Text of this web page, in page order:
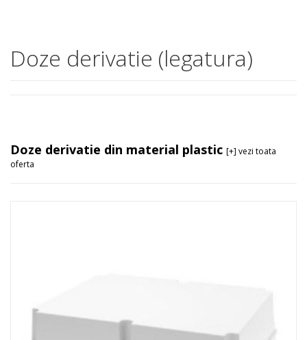
Doze derivatie (legatura)
Doze derivatie din material plastic [+] vezi toata
oferta